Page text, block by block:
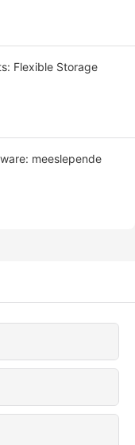
Flexible Storage
meeslepende